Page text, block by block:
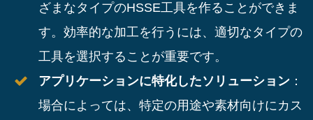
ざまなタイプのHSSE工具を作ることができま
す。効率的な加工を行うには、適切なタイプの
工具を選択することが重要です。
アプリケーションに特化したソリューション ：
場合によっては、特定の用途や素材向けにカス